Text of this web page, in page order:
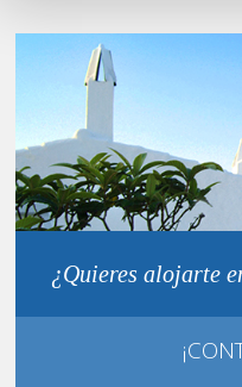
¿Quieres alojarte